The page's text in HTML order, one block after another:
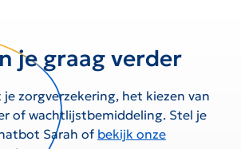
je graag verder
zorgverzekering, het kiezen van
of wachtlijstbemiddeling. Stel je
Sarah of bekijk onze